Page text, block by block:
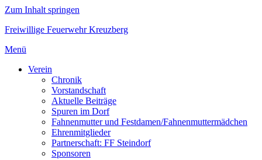
Zum Inhalt springen
Freiwillige Feuerwehr Kreuzberg
Menü
Verein
Chronik
Vorstandschaft
Aktuelle Beiträge
Spuren im Dorf
Fahnenmutter und Festdamen/Fahnenmuttermädchen
Ehrenmitglieder
Partnerschaft: FF Steindorf
Sponsoren